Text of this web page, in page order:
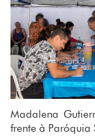
Madalena
frente à Paróquia